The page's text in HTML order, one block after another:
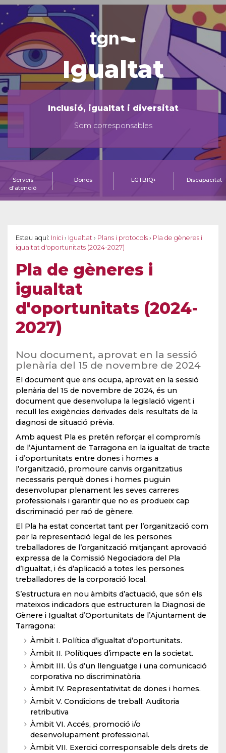
Igualtat
Inclusió, igualtat i diversitat
Som corresponsables
Serveis
d'atenció
Dones LGTBIQ+ Discapacitat
Esteu aquí: Inici › Igualtat › Plans i protocols › Pla de gèneres i
igualtat d'oportunitats (2024-2027)
Pla de gèneres i
igualtat
d'oportunitats (2024-
2027)
Nou document, aprovat en la sessió
plenària del 15 de novembre de 2024
El document que ens ocupa, aprovat en la sessió
plenària del 15 de novembre de 2024, és un
document que desenvolupa la legislació vigent i
recull les exigències derivades dels resultats de la
diagnosi de situació prèvia.
Amb aquest Pla es pretén reforçar el compromís
de l’Ajuntament de Tarragona en la igualtat de tracte
i d’oportunitats entre dones i homes a
l’organització, promoure canvis organitzatius
necessaris perquè dones i homes puguin
desenvolupar plenament les seves carreres
professionals i garantir que no es produeix cap
discriminació per raó de gènere.
El Pla ha estat concertat tant per l’organització com
per la representació legal de les persones
treballadores de l’organització mitjançant aprovació
expressa de la Comissió Negociadora del Pla
d’Igualtat, i és d’aplicació a totes les persones
treballadores de la corporació local.
S’estructura en nou àmbits d’actuació, que són els
mateixos indicadors que estructuren la Diagnosi de
Gènere i Igualtat d’Oportunitats de l’Ajuntament de
Tarragona:
Àmbit I. Política d’igualtat d’oportunitats.
Àmbit II. Polítiques d’impacte en la societat.
Àmbit III. Ús d’un llenguatge i una comunicació
corporativa no discriminatòria.
Àmbit IV. Representativitat de dones i homes.
Àmbit V. Condicions de treball: Auditoria
retributiva
Àmbit VI. Accés, promoció i/o
desenvolupament professional.
Àmbit VII. Exercici corresponsable dels drets de